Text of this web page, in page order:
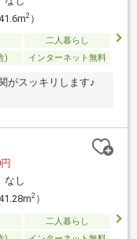
2）
二人暮らし
) インターネット無料
がスッキリします♪
なし
2）
二人暮らし